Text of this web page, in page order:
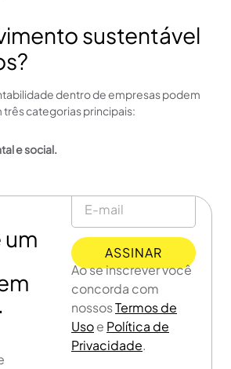
sustentável
dentro de empresas podem
três categorias principais:
e social.
um
ASSINAR
Ao se inscrever você
concorda com
nossosTermos de
Usoe Política de
Privacidade.